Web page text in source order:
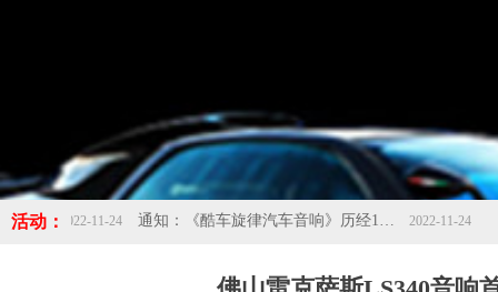
活动： 2022-11-24
通知：《酷车旋律汽车音响》历经10年的成长，现应发展需求搬迁新址：佛山市南海区桂城海八西路保润汽车城1号楼首层，欢迎新老客户光临新店！！！-酷车旋律